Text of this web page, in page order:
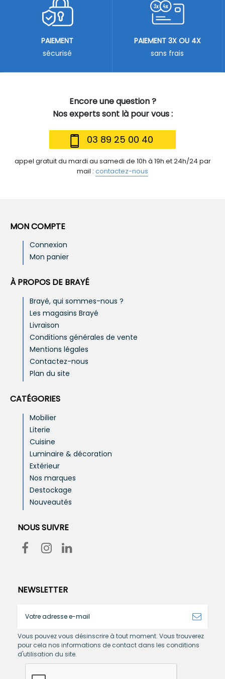
Encore une question ?
Nos experts sont là pour vous :
03 89 25 00 40
appel gratuit du mardi au samedi de 10h à 19h et 24h/24 par
mail : contactez-nous
PAIEMENT
sécurisé
PAIEMENT 3X OU 4X
sans frais
MON COMPTE
Connexion
Mon panier
À PROPOS DE BRAYÉ
Brayé, qui sommes-nous ?
Les magasins Brayé
Livraison
Conditions générales de vente
Mentions légales
Contactez-nous
Plan du site
CATÉGORIES
Mobilier
Literie
Cuisine
Luminaire & décoration
Extérieur
Nos marques
Destockage
Nouveautés
NOUS SUIVRE
NEWSLETTER
Vous pouvez vous désinscrire à tout moment. Vous trouverez
pour cela nos informations de contact dans les conditions
d'utilisation du site.